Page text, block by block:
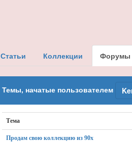
Статьи Коллекции Форумы
Темы, начатые пользователем
Тема
Продам свою коллекцию из 90х